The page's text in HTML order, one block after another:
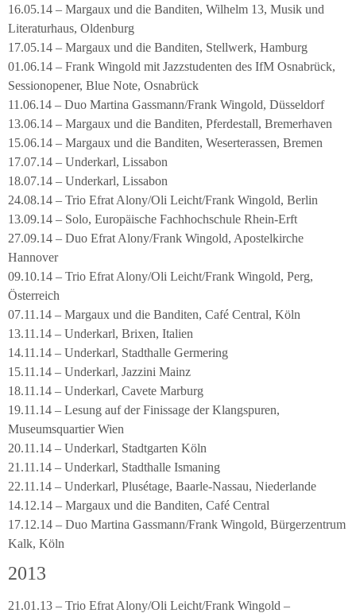
16.05.14 – Margaux und die Banditen, Wilhelm 13, Musik und
Literaturhaus, Oldenburg
17.05.14 – Margaux und die Banditen, Stellwerk, Hamburg
01.06.14 – Frank Wingold mit Jazzstudenten des IfM Osnabrück,
Sessionopener, Blue Note, Osnabrück
11.06.14 – Duo Martina Gassmann/Frank Wingold, Düsseldorf
13.06.14 – Margaux und die Banditen, Pferdestall, Bremerhaven
15.06.14 – Margaux und die Banditen, Weserterassen, Bremen
17.07.14 – Underkarl, Lissabon
18.07.14 – Underkarl, Lissabon
24.08.14 – Trio Efrat Alony/Oli Leicht/Frank Wingold, Berlin
13.09.14 – Solo, Europäische Fachhochschule Rhein-Erft
27.09.14 – Duo Efrat Alony/Frank Wingold, Apostelkirche
Hannover
09.10.14 – Trio Efrat Alony/Oli Leicht/Frank Wingold, Perg,
Österreich
07.11.14 – Margaux und die Banditen, Café Central, Köln
13.11.14 – Underkarl, Brixen, Italien
14.11.14 – Underkarl, Stadthalle Germering
15.11.14 – Underkarl, Jazzini Mainz
18.11.14 – Underkarl, Cavete Marburg
19.11.14 – Lesung auf der Finissage der Klangspuren,
Museumsquartier Wien
20.11.14 – Underkarl, Stadtgarten Köln
21.11.14 – Underkarl, Stadthalle Ismaning
22.11.14 – Underkarl, Plusétage, Baarle-Nassau, Niederlande
14.12.14 – Margaux und die Banditen, Café Central
17.12.14 – Duo Martina Gassmann/Frank Wingold, Bürgerzentrum
Kalk, Köln
2013
21.01.13 – Trio Efrat Alony/Oli Leicht/Frank Wingold –